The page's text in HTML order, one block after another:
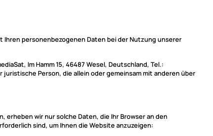
Ihren personenbezogenen Daten bei der Nutzung unserer
Im Hamm 15, 46487 Wesel, Deutschland, Tel.:
Person, die allein oder gemeinsam mit anderen über
wir nur solche Daten, die Ihr Browser an den
sind, um Ihnen die Website anzuzeigen: